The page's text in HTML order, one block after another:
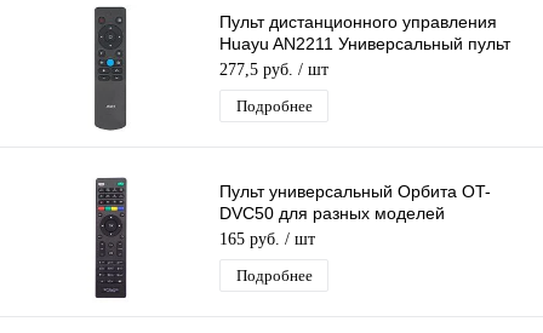
Пульт дистанционного управления
Huayu AN2211 Универсальный пульт
для телевизора Триколор
277,5 руб. / шт
Подробнее
Пульт универсальный Орбита OT-
DVC50 для разных моделей
приставок МТС
165 руб. / шт
Подробнее